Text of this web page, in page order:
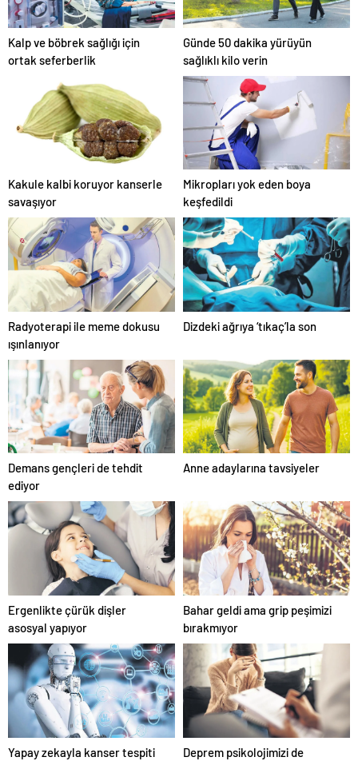
Kalp ve böbrek sağlığı için
ortak seferberlik
Günde 50 dakika yürüyün
sağlıklı kilo verin
Kakule kalbi koruyor kanserle
savaşıyor
Mikropları yok eden boya
keşfedildi
Radyoterapi ile meme dokusu
ışınlanıyor
Dizdeki ağrıya ‘tıkaç’la son
Demans gençleri de tehdit
ediyor
Anne adaylarına tavsiyeler
Ergenlikte çürük dişler
asosyal yapıyor
Bahar geldi ama grip peşimizi
bırakmıyor
Yapay zekayla kanser tespiti
Deprem psikolojimizi de